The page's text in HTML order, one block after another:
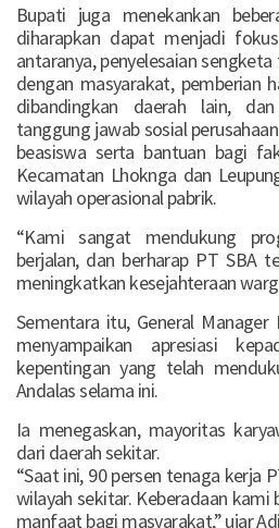
Bupati juga menekankan
diharapkan dapat menjadi
antaranya, penyelesaian
dengan masyarakat, pemberian
dibandingkan daerah lain,
tanggung jawab sosial
beasiswa serta bantuan bagi
Kecamatan Lhoknga dan
wilayah operasional pabrik.
“Kami sangat mendukung
berjalan, dan berharap PT SBA
meningkatkan kesejahteraan
Sementara itu, General Manager
menyampaikan apresiasi
kepentingan yang telah
Andalas selama ini.
Ia menegaskan, mayoritas
dari daerah sekitar.
“Saat ini, 90 persen tenaga kerja
wilayah sekitar. Keberadaan kami
manfaat bagi masyarakat,” ujar